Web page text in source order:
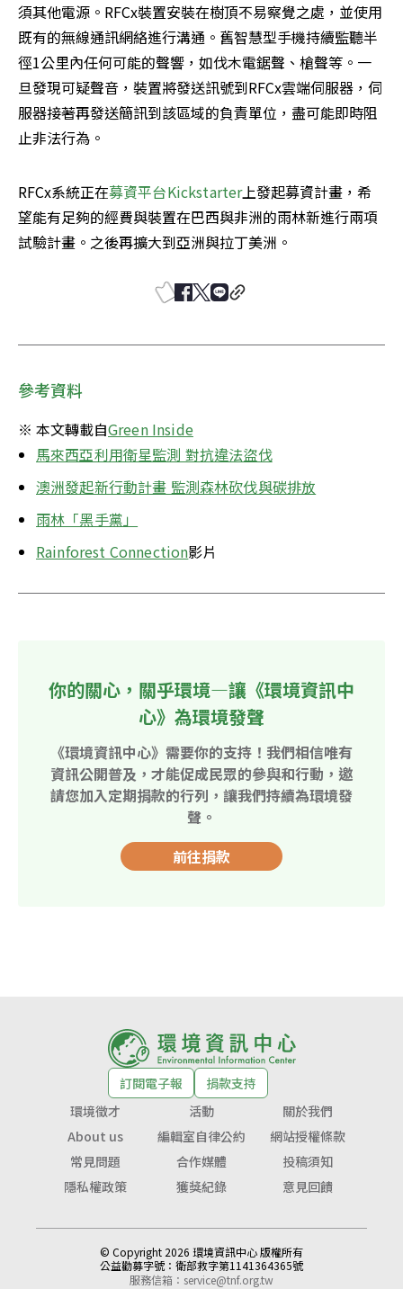
須其他電源。RFCx裝置安裝在樹頂不易察覺之處，並使用
既有的無線通訊網絡進行溝通。舊智慧型手機持續監聽半
徑1公里內任何可能的聲響，如伐木電鋸聲、槍聲等。一
旦發現可疑聲音，裝置將發送訊號到RFCx雲端伺服器，伺
服器接著再發送簡訊到該區域的負責單位，盡可能即時阻
止非法行為。
RFCx系統正在募資平台Kickstarter上發起募資計畫，希
望能有足夠的經費與裝置在巴西與非洲的雨林新進行兩項
試驗計畫。之後再擴大到亞洲與拉丁美洲。
參考資料
※ 本文轉載自Green Inside
馬來西亞利用衛星監測 對抗違法盜伐
澳洲發起新行動計畫 監測森林砍伐與碳排放
雨林「黑手黨」
Rainforest Connection影片
你的關心，關乎環境—讓《環境資訊中
心》為環境發聲
《環境資訊中心》需要你的支持！我們相信唯有
資訊公開普及，才能促成民眾的參與和行動，邀
請您加入定期捐款的行列，讓我們持續為環境發
聲。
前往捐款
訂閱電子報
捐款支持
環境徵才
活動
關於我們
About us
編輯室自律公約
網站授權條款
常見問題
合作媒體
投稿須知
隱私權政策
獲獎紀錄 意見回饋
© Copyright 2026 環境資訊中心 版權所有
公益勸募字號： 衛部救字第1141364365號
服務信箱： service@tnf.org.tw